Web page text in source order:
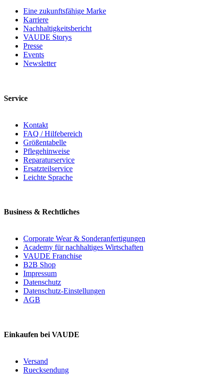
Eine zukunftsfähige Marke
Karriere
Nachhaltigkeitsbericht
VAUDE Storys
Presse
Events
Newsletter
Service
Kontakt
FAQ / Hilfebereich
Größentabelle
Pflegehinweise
Reparaturservice
Ersatzteilservice
Leichte Sprache
Business & Rechtliches
Corporate Wear & Sonderanfertigungen
Academy für nachhaltiges Wirtschaften
VAUDE Franchise
B2B Shop
Impressum
Datenschutz
Datenschutz-Einstellungen
AGB
Einkaufen bei VAUDE
Versand
Ruecksendung